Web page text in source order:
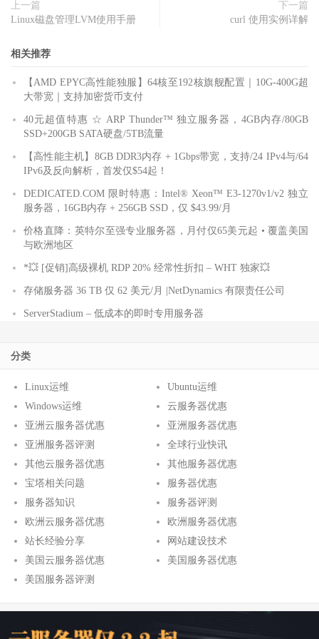
上一篇
Linux磁盘管理LVM使用手册
下一篇
curl 使用实例详解
相关推荐
【AMD EPYC高性能独服】64核至192核旗舰配置｜10G-400G超
大带宽｜支持加密货币支付
40元超值特惠 ☆ ARP Thunder™ 独立服务器，4GB内存/80GB
SSD+200GB SATA硬盘/5TB流量
【高性能主机】8GB DDR3内存 + 1Gbps带宽，支持/24 IPv4与/64
IPv6及反向解析，首发仅$54起！
DEDICATED.COM 限时特惠：Intel® Xeon™ E3-1270v1/v2 独立
服务器，16GB内存 + 256GB SSD，仅 $43.99/月
价格直降：英特尔至强专业服务器，月付仅65美元起 • 覆盖美国
与欧洲地区
*💥 [促销]高级裸机 RDP 20% 经常性折扣 – WHT 独家💥
存储服务器 36 TB 仅 62 美元/月 |NetDynamics 有限责任公司
ServerStadium – 低成本的即时专用服务器
分类
Linux运维
Ubuntu运维
Windows运维
云服务器优惠
亚洲云服务器优惠
亚洲服务器优惠
亚洲服务器评测
全球行业快讯
其他云服务器优惠
其他服务器优惠
宝塔相关问题
服务器优惠
服务器知识
服务器评测
欧洲云服务器优惠
欧洲服务器优惠
站长经验分享
网站建设技术
美国云服务器优惠
美国服务器优惠
美国服务器评测